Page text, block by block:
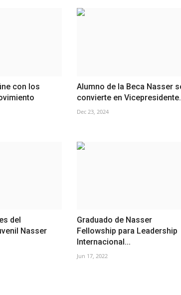
con los
Alumno de la Beca Nasser
convierte en
Dec 23, 2024
del
Nasser
Graduado de Nasser
Fellowship para Leadership
Internacional...
Jun 17, 2022